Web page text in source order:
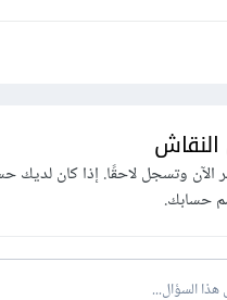
الآن وتسجل لاحقًا. إذا كان لديك
حسابك.
السؤال...